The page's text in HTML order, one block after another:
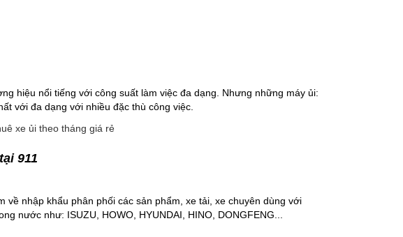
hiệu nổi tiếng với công suất làm việc đa dạng. Nhưng những máy ủi:
với đa dạng với nhiều đặc thù công việc.
911
về nhập khẩu phân phối các sản phẩm, xe tải, xe chuyên dùng với
nước như: ISUZU, HOWO, HYUNDAI, HINO, DONGFENG...